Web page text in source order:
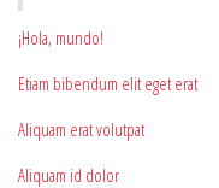
¡Hola, mundo!
Etiam bibendum elit eget erat
Aliquam erat volutpat
Aliquam id dolor